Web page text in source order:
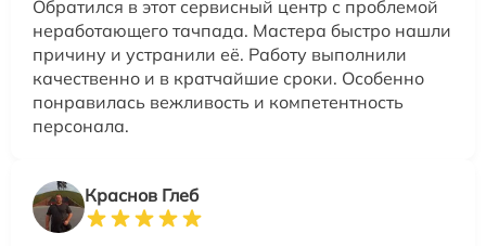
Обратился в этот сервисный центр с проблемой
неработающего тачпада. Мастера быстро нашли
причину и устранили её. Работу выполнили
качественно и в кратчайшие сроки. Особенно
понравилась вежливость и компетентность
персонала.
Краснов Глеб